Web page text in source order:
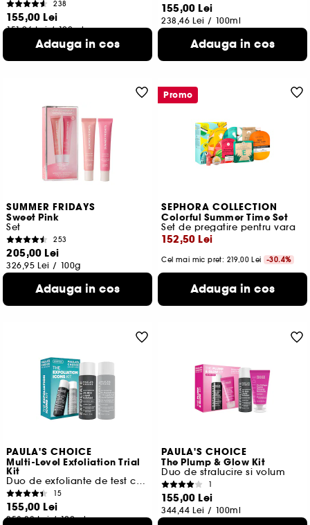
238
155,00 Lei
151,96 Lei /100ml
Adauga in cos
155,00 Lei
238,46 Lei / 100ml
Adauga in cos
SUMMER FRIDAYS
Sweet Pink
Set
253
205,00 Lei
326,95 Lei / 100g
Adauga in cos
SEPHORA COLLECTION
Colorful Summer Time Set
Set de pregatire pentru vara
152,50 Lei
Cel mai mic pret: 219,00 Lei -30.4%
Adauga in cos
Promo
PAULA'S CHOICE
Multi-Level Exfoliation Trial
Kit
Duo de exfoliante de test cu AHA + BHA
15
155,00 Lei
258,33 Lei /100ml
PAULA'S CHOICE
The Plump & Glow Kit
Duo de stralucire si volum
1
155,00 Lei
344,44 Lei / 100ml